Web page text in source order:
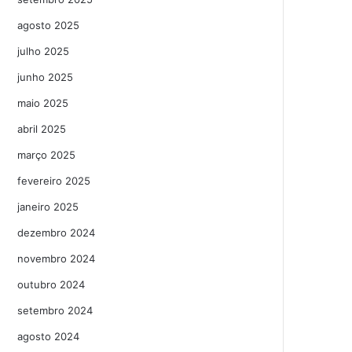
agosto 2025
julho 2025
junho 2025
maio 2025
abril 2025
março 2025
fevereiro 2025
janeiro 2025
dezembro 2024
novembro 2024
outubro 2024
setembro 2024
agosto 2024